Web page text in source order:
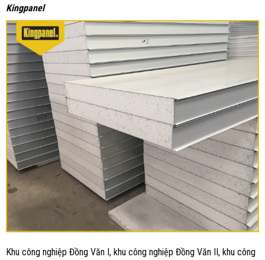
Kingpanel
Khu công nghiệp Đồng Văn I, khu công nghiệp Đồng Văn II, khu công